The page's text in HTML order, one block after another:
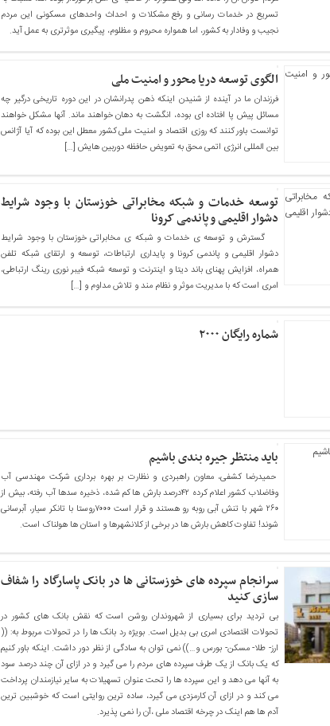
تسریع در خدمات رسانی و رفع مشکلات و احداث واحدهای مسکونی این مردم
نجیب و وفادار به کشور، اما همواره محروم و مظلوم، پیگیری موثرتری به عمل آید.
الگوی توسعه دریا محور و امنیت ملی
فرزندان ما در آینده از شنیدن اینکه ذهن پدرانشان در این دوره تاریخی درگیر چه
مسائل پیش پا افتاده ای بوده، انگشت به دهان خواهند ماند. آنها مشکل خواهند
توانست باور کنند که روزی اقتصاد و امنیت ملی کشور معطل این بوده که آیا آژانس
بین المللی انرژی اتمی محق به تعویض حافظه دوربین هایش […]
توسعه خدمات و شبکه مخابراتی خوزستان با وجود شرایط
دشوار اقلیمی و پاندمی کرونا
گسترش و توسعه ی خدمات و شبکه ی مخابراتی خوزستان با وجود شرایط
دشوار اقلیمی و پاندمی کرونا و پایداری ارتباطات، توسعه و ارتقای شبکه تلفن
همراه، افزایش پهنای باند دیتا و اینترنت و توسعه شبکه فیبر نوری رینگ ارتباطی،
امری است که با مدیریت موثر و نظام مند و تلاش مداوم و […]
شماره رایگان ۲۰۰۰
باید منتظر جیره بندی باشیم
حمیدرضا کشفی، معاون راهبردی و نظارت بر بهره برداری شرکت مهندسی آب
وفاضلاب کشور اعلام کرده ۴۲درصد بارش ها کم شده، ذخیره سدها آب رفته، بیش از
۲۶۰ شهر با تنش آبی روبه رو هستند و قرار است ۷۰۰۰روستا با تانکر سیار، آبرسانی
شوند! تفاوت کاهش بارش ها در برخی از کلانشهرها و استان ها هولناک است.
سرانجام سپرده های خوزستانی ها در بانک پاسارگاد را شفاف
سازی کنید
بی تردید برای بسیاری از شهروندان روشن است که نقش بانک های کشور در
تحولات اقتصادی امری بی بدیل است. بویژه رد بانک ها را در تحولات مربوط به: ((
ارز- طلا- مسکن- بورس و…)) نمی توان به سادگی از نظر دور داشت. اینکه باور کنیم
که یک بانک از یک طرف سپرده های مردم را می گیرد و در ازای آن چند درصد سود
به آنها می دهد و این سپرده ها را تحت عنوان تسهیلات به سایر نیازمندان پرداخت
می کند و در ازای آن کارمزدی می گیرد، ساده ترین روایتی است که خوشبین ترین
آدم ها هم اینک در چرخه اقتصاد ملی ،آن را نمی پذیرد.